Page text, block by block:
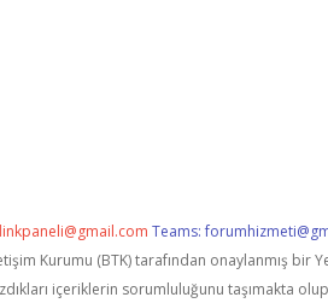
Teams:
Kurumu (BTK) tarafından onaylanmış
içeriklerin sorumluluğunu taşımakta